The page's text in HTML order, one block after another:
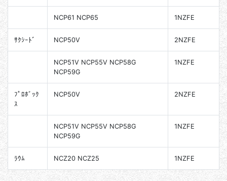
NCP61 NCP65 1NZFE
ｻｸｼｰﾄﾞ NCP50V 2NZFE
NCP51V NCP55V NCP58G
NCP59G
1NZFE
ﾌﾟﾛﾎﾞｯｸ
ｽ
NCP50V 2NZFE
NCP51V NCP55V NCP58G
NCP59G
1NZFE
ﾗｳﾑ NCZ20 NCZ25 1NZFE